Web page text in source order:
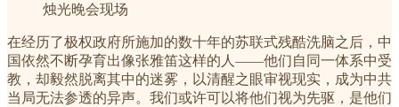
烛光晚会现场
在经历了极权政府所施加的数十年的苏联式残酷洗脑之后，中
国依然不断孕育出像张雅笛这样的人——他们自同一体系中受
教，却毅然脱离其中的迷雾，以清醒之眼审视现实，成为中共
当局无法参透的异声。我们或许可以将他们视为先驱，是他们